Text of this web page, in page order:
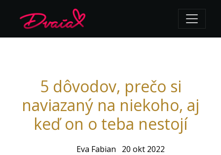
5 dôvodov, prečo si
naviazaný na niekoho, aj
keď on o teba nestojí
Eva Fabian 20 okt 2022